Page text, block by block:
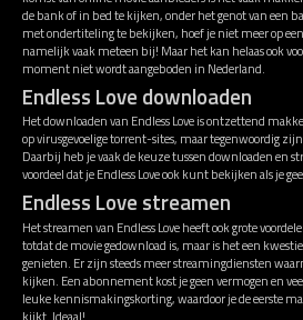
de bank of in bed te kijken, onder het genot van een
met ondertiteling te bekijken, hoef je niet meer op
namelijk vaak meteen bij! Maar het kan helaas ook
moment niet wordt aangeboden in Nederland.
Endless Love downloaden
Het downloaden van Endless Love is ontzettend
op virusgevoelige torrent-sites, maar tegenwoordig
Daarbij heb je vaak de keuze tussen downloaden en
voordeel dat je Endless Love ook kunt bekijken als je
Endless Love streamen
Het streamen van Endless Love heeft ook grote
totdat de movie gedownload is, maar is het een
genieten. Er zijn steeds meer streamingdiensten
kijken. Een abonnement kost je geen vermogen en
leuke kennismakingskorting, waardoor je de eerste
kijkt. Ideaal!